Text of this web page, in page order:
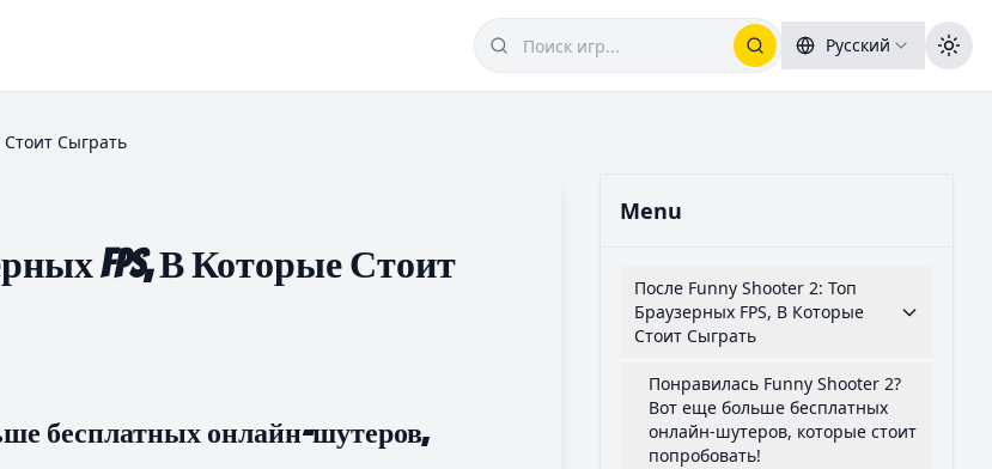
Русский
Сыграть
FPS, В Которые Стоит
бесплатных онлайн-шутеров,
Menu
После Funny Shooter 2: Топ
Браузерных FPS, В Которые
Стоит Сыграть
Понравилась Funny Shooter 2?
Вот еще больше бесплатных
онлайн-шутеров, которые стоит
попробовать!